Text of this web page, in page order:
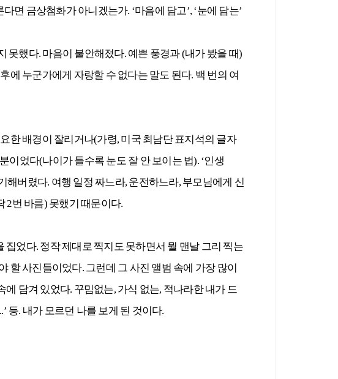
면 금상첨화가 아니겠는가. ‘마음에 담고’, ‘눈에 담는’
못했다. 마음이 불안해졌다. 예쁜 풍경과 (내가 봤을 때)
에 누군가에게 자랑할 수 없다는 말도 된다. 백 번의 여
한 배경이 잘리거나(가령, 미국 최남단 표지석의 글자
이었다(나이가 들수록 눈도 잘 안 보이는 법). ‘인생
버렸다. 여행 일정 짜느라, 운전하느라, 부모님에게 신
2번 바름) 못했기 때문이다.
었다. 정작 제대로 찍지도 못하면서 뭘 맨날 그리 찍는
할 사진들이었다. 그런데 그 사진 앨범 속에 가장 많이
담겨 있었다. 꾸밈없는, 가식 없는, 적나라한 내가 드
등. 내가 모르던 나를 보게 된 것이다.